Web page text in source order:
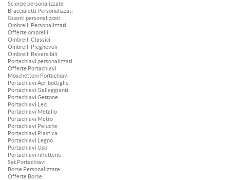
Sciarpe personalizzate
Braccialetti Personalizzati
Guanti personalizzati
Ombrelli Personalizzati
Offerte ombrelli
Ombrelli Classici
Ombrelli Pieghevoli
Ombrelli Reversibili
Portachiavi personalizzati
Offerte Portachiavi
Moschettoni Portachiavi
Portachiavi Apribottiglie
Portachiavi Galleggianti
Portachiavi Gettone
Portachiavi Led
Portachiavi Metallo
Portachiavi Metro
Portachiavi Peluche
Portachiavi Plastica
Portachiavi Legno
Portachiavi Usb
Portachiavi riflettenti
Set Portachiavi
Borse Personalizzate
Offerte Borse